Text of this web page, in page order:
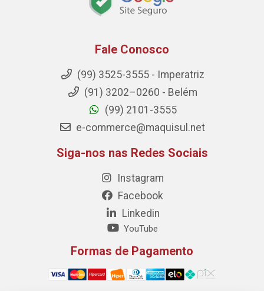
Fale Conosco
(99) 3525-3555 - Imperatriz
(91) 3202–0260 - Belém
(99) 2101-3555
e-commerce@maquisul.net
Siga-nos nas Redes Sociais
Instagram
Facebook
Linkedin
YouTube
Formas de Pagamento